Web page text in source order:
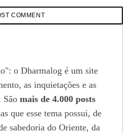
o Dharmalog é um site
as inquietações e as
São mais de 4.000 posts
que esse tema possui, de
sabedoria do Oriente, da